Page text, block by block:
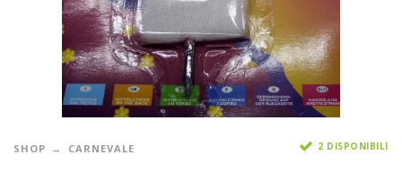
SHOP CARNEVALE 2 DISPONIBILI